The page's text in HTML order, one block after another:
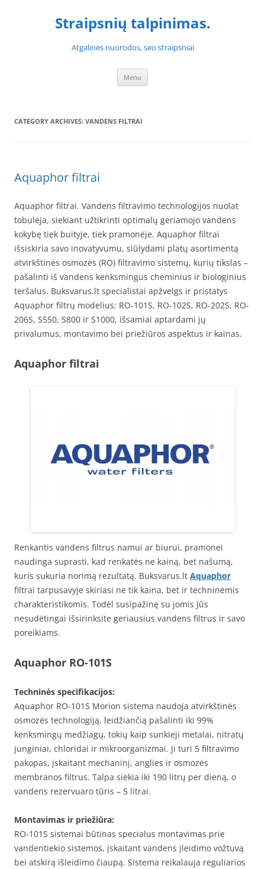
Straipsnių talpinimas.
Atgalinės nuorodos, seo straipsniai
Menu
CATEGORY ARCHIVES: VANDENS FILTRAI
Aquaphor filtrai
Aquaphor filtrai. Vandens filtravimo technologijos nuolat
tobulėja, siekiant užtikrinti optimalų geriamojo vandens
kokybę tiek buityje, tiek pramonėje. Aquaphor filtrai
išsiskiria savo inovatyvumu, siūlydami platų asortimentą
atvirkštinės osmozės (RO) filtravimo sistemų, kurių tikslas –
pašalinti iš vandens kenksmingus cheminius ir biologinius
teršalus. Buksvarus.lt specialistai apžvelgs ir pristatys
Aquaphor filtrų modelius: RO-101S, RO-102S, RO-202S, RO-
206S, S550, S800 ir S1000, išsamiai aptardami jų
privalumus, montavimo bei priežiūros aspektus ir kainas.
Aquaphor filtrai
Renkantis vandens filtrus namui ar biurui, pramonei
naudinga suprasti, kad renkatės ne kainą, bet našumą,
kuris sukuria norimą rezultatą. Buksvarus.lt Aquaphor
filtrai tarpusavyje skiriasi ne tik kaina, bet ir techninėmis
charakteristikomis. Todėl susipažinę su jomis Jūs
nesudėtingai išsirinksite geriausius vandens filtrus ir savo
poreikiams.
Aquaphor RO-101S
Techninės specifikacijos:
Aquaphor RO-101S Morion sistema naudoja atvirkštinės
osmozės technologiją, leidžiančią pašalinti iki 99%
kenksmingų medžiagų, tokių kaip sunkieji metalai, nitratų
junginiai, chloridai ir mikroorganizmai. Ji turi 5 filtravimo
pakopas, įskaitant mechaninį, anglies ir osmozės
membranos filtrus. Talpa siekia iki 190 litrų per dieną, o
vandens rezervuaro tūris – 5 litrai.
Montavimas ir priežiūra:
RO-101S sistemai būtinas specialus montavimas prie
vandentiekio sistemos, įskaitant vandens įleidimo vožtuvą
bei atskirą išleidimo čiaupą. Sistema reikalauja reguliarios